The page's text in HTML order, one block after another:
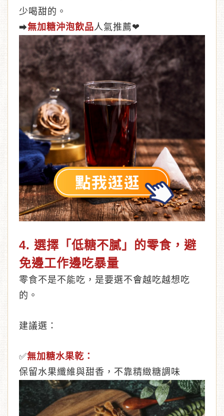
少喝甜的。
⮕無加糖沖泡飲品人氣推薦❤
4. 選擇「低糖不膩」的零食，避
免邊工作邊吃暴量
零食不是不能吃，是要選不會越吃越想吃
的。
建議選：
✅無加糖水果乾：
保留水果纖維與甜香，不靠精緻糖調味